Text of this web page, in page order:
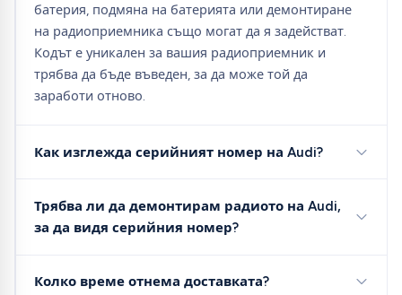
батерия, подмяна на батерията или демонтиране
на радиоприемника също могат да я задействат.
Кодът е уникален за вашия радиоприемник и
трябва да бъде въведен, за да може той да
заработи отново.
Как изглежда серийният номер на Audi?
Трябва ли да демонтирам радиото на Audi,
за да видя серийния номер?
Колко време отнема доставката?